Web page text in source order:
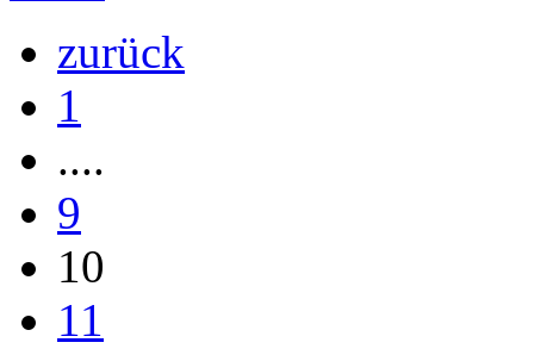
zurück
1
....
9
10
11